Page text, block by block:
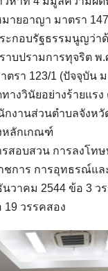
ายอาญา มาตรา
กอบรัฐธรรมนูญว่า
าบปรามการทุจริต พ.
ตรา 123/1 (ปัจจุบัน
างวินัยอย่างร้ายแรง
งานส่วนตำบลจังหวั
หลักเกณฑ์
รสอบสวน การลงโท
ชการ การอุทธรณ์แล
วาคม 2544 ข้อ 3 ว
19 วรรคสอง